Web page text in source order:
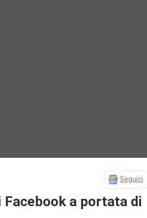
Seguici
Facebook a portata di